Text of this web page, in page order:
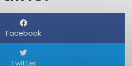
Facebook
Twitter